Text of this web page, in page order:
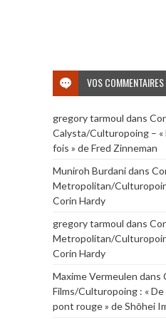
VOS COMMENTAIRES
gregory tarmoul dans
Calysta/Culturopoing –
fois » de Fred Zinneman
Muniroh Burdanidans
Metropolitan/
Corin Hardy
gregory tarmoul dans
Metropolitan/
Corin Hardy
Maxime Vermeulen dans
Films/Culturopoing : « De
pont rouge » de Shōhei